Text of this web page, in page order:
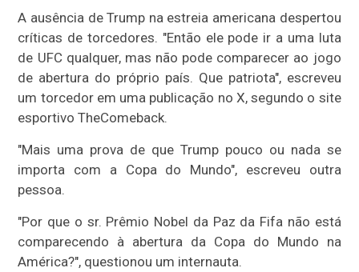
A ausência de Trump na estreia americana despertou
críticas de torcedores. "Então ele pode ir a uma luta
de UFC qualquer, mas não pode comparecer ao jogo
de abertura do próprio país. Que patriota", escreveu
um torcedor em uma publicação no X, segundo o site
esportivo TheComeback.
"Mais uma prova de que Trump pouco ou nada se
importa com a Copa do Mundo", escreveu outra
pessoa.
"Por que o sr. Prêmio Nobel da Paz da Fifa não está
comparecendo à abertura da Copa do Mundo na
América?", questionou um internauta.